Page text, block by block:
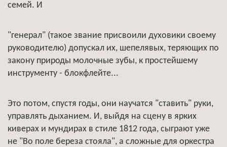
семей. И
"генерал" (такое звание присвоили духовики своему
руководителю) допускал их, шепелявых, теряющих по
закону природы молочные зубы, к простейшему
инструменту - блокфлейте...
Это потом, спустя годы, они научатся "ставить" руки,
управлять дыханием. И, выйдя на сцену в ярких
киверах и мундирах в стиле 1812 года, сыграют уже
не "Во поле береза стояла", а сложные для оркестра